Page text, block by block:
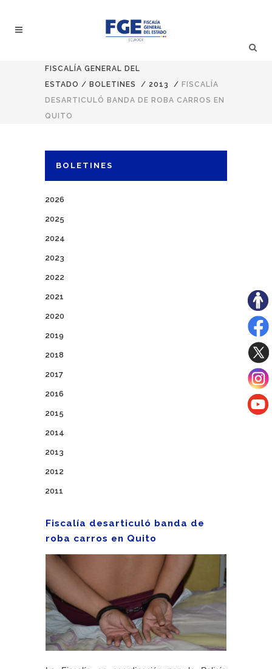
FISCALÍA GENERAL DEL
ESTADO / BOLETINES / 2013 / FISCALÍA
DESARTICULÓ BANDA DE ROBA CARROS EN
QUITO
BOLETINES
2026
2025
2024
2023
2022
2021
2020
2019
2018
2017
2016
2015
2014
2013
2012
2011
Fiscalía desarticuló banda de
roba carros en Quito